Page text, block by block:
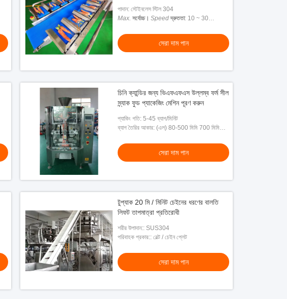
পাদান: স্টেইনলেস স্টিল 304
Max. সর্বোচ্চ। Speed দ্রুততা: 10 ~ 30
সেরা দাম পান
চিনি ক্যান্ডির জন্য ভিএফএফএস উল্লম্ব ফর্ম সীল
স্ন্যাক ফুড প্যাকেজিং মেশিন পূরণ করুন
প্যাকিং গতি: 5-45 ব্যাগ/মিনিট
ব্যাগ তৈরির আকার: (এল) 80-500 মিমি 700 মিমি
সেরা দাম পান
টুপ্যাক 20 মি / মিনিট চেইনের ধরণের বালতি
লিফট তাপমাত্রা প্রতিরোধী
শরীর উপাদান:: SUS304
পরিবাহক প্রকার:: বেল্ট / চেইন প্লেট
সেরা দাম পান